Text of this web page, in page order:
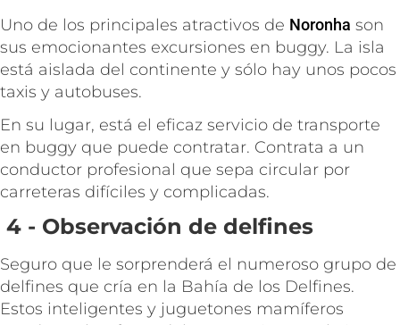
Uno de los principales atractivos de Noronha son
sus emocionantes excursiones en buggy. La isla
está aislada del continente y sólo hay unos pocos
taxis y autobuses.
En su lugar, está el eficaz servicio de transporte
en buggy que puede contratar. Contrata a un
conductor profesional que sepa circular por
carreteras difíciles y complicadas.
4 - Observación de delfines
Seguro que le sorprenderá el numeroso grupo de
delfines que cría en la Bahía de los Delfines.
Estos inteligentes y juguetones mamíferos